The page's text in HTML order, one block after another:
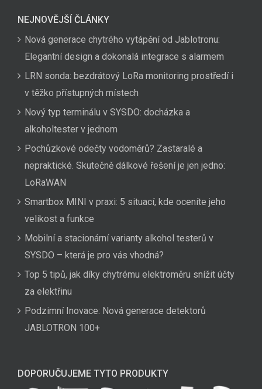
NEJNOVĚJŠÍ ČLÁNKY
Nová generace chytrého vytápění od Jablotronu:
Elegantní design a dokonalá integrace s alarmem
LRN sonda: bezdrátový LoRa monitoring prostředí i
v těžko přístupných místech
Nový typ terminálu v SYSDO: docházka a
alkoholtester v jednom
Pochůzkové odečty vodoměrů? Zastaralé a
nepraktické. Skutečně dálkové řešení je jen jedno:
LoRaWAN
Smartbox MINI v praxi: 5 situací, kde oceníte jeho
velikost a funkce
Mobilní a stacionární varianty alkohol testerů v
SYSDO – která je pro vás vhodná?
Top 5 tipů, jak díky chytrému elektroměru snížit účty
za elektřinu
Podzimní Inovace: Nová generace detektorů
JABLOTRON 100+
DOPORUČUJEME TYTO PRODUKTY